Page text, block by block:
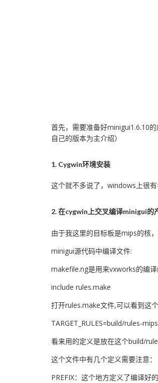
首先，需要准备好minigui1.6.10
自己的版本为主介绍）
1. Cygwin环境安装
这个就不多说了，windows上很
2. 在cygwin上交叉编译minigui的
由于我这里的目标板是mips的核
minigui源代码中编译文件:
makefile.ng是用来vxworks的编
include rules.make
打开rules.make文件,可以看到这
TARGET_RULES=build/rules-
看来用的定义是放在这个build/
这个文件中有几个定义需要注意：
PREFIX：这个地方定义了编译好